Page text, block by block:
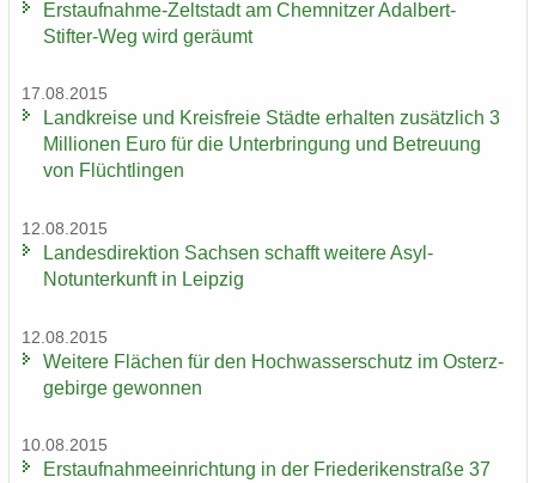
Erstaufnahme-​Zeltstadt am Chem­nit­zer Adalbert-​
Stifter-Weg wird ge­räumt
17.08.2015
Land­krei­se und Kreis­freie Städ­te er­hal­ten zu­sätz­lich 3
Mil­lio­nen Euro für die Un­ter­brin­gung und Be­treu­ung
von Flücht­lin­gen
12.08.2015
Lan­des­di­rek­ti­on Sach­sen schafft wei­te­re Asyl-​
Notunterkunft in Leip­zig
12.08.2015
Wei­te­re Flä­chen für den Hoch­was­ser­schutz im Ost­erz­
ge­bir­ge ge­won­nen
10.08.2015
Erst­auf­nah­me­ein­rich­tung in der Frie­de­ri­ken­stra­ße 37